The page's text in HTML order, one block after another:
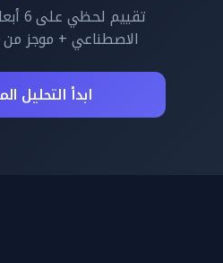
الاصطناعي + موجز من
ابدأ التحليل